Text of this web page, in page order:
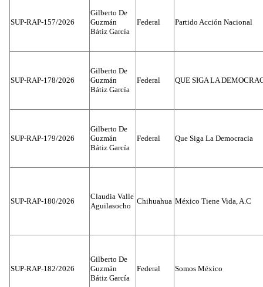
SUP-RAP-157/2026
Gilberto De
Guzmán
Bátiz García
Federal Partido Acción Nacional
SUP-RAP-178/2026
Gilberto De
Guzmán
Bátiz García
Federal QUE SIGA LA
SUP-RAP-179/2026
Gilberto De
Guzmán
Bátiz García
Federal Que Siga La Democracia
SUP-RAP-180/2026
Claudia Valle
Aguilasocho
Chihuahua México Tiene Vida, A.C
SUP-RAP-182/2026
Gilberto De
Guzmán
Bátiz García
Federal Somos México